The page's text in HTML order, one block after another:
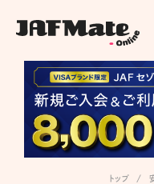
トップ